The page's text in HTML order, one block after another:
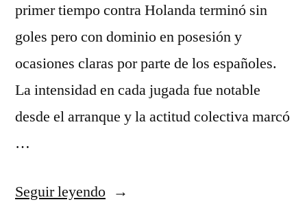
primer tiempo contra Holanda terminó sin
goles pero con dominio en posesión y
ocasiones claras por parte de los españoles.
La intensidad en cada jugada fue notable
desde el arranque y la actitud colectiva marcó
…
Seguir leyendo«Barcelona